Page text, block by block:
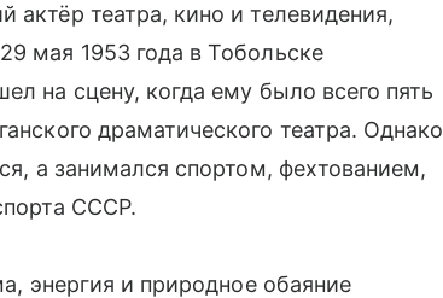
театра, кино и телевидения,
мая 1953 года в Тобольске
на сцену, когда ему было всего пять
драматического театра. Однако
а занимался спортом, фехтованием,
СССР.
энергия и природное обаяние